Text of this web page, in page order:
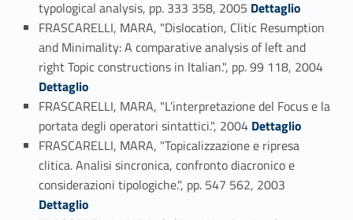
typological analysis, pp. 333 358, 2005 Dettaglio
FRASCARELLI, MARA, "Dislocation, Clitic Resumption
and Minimality: A comparative analysis of left and
right Topic constructions in Italian.", pp. 99 118, 2004
Dettaglio
FRASCARELLI, MARA, "L’interpretazione del Focus e la
portata degli operatori sintattici.", 2004 Link identifier #identifier_person_83732-85
Dettaglio
FRASCARELLI, MARA, "Topicalizzazione e ripresa
clitica. Analisi sincronica, confronto diacronico e
considerazioni tipologiche.", pp. 547 562, 2003
Dettaglio